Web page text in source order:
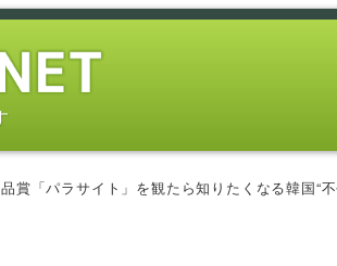
賞「パラサイト」を観たら知りたくなる韓国“